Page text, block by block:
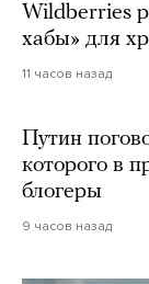
Wildberries
хабы» для
11 часов назад
Путин
которого в
блогеры
9 часов назад